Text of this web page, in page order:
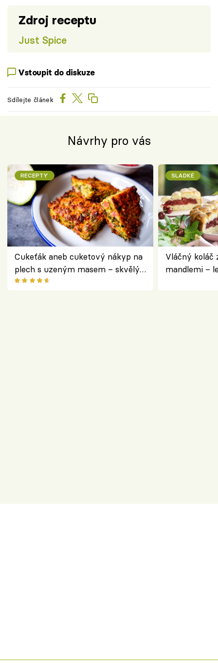
Zdroj receptu
Just Spice
Vstoupit do diskuze
Sdílejte článek
Návrhy pro vás
RECEPTY
Cukeťák aneb cuketový nákyp na
plech s uzeným masem – skvělý
způsob, jak zpracovat přerostlé
SLADKÉ
Vláčný koláč
mandlemi –